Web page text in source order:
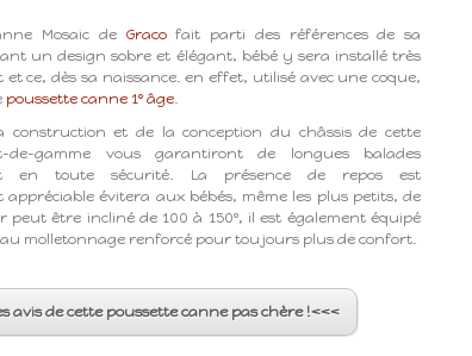
Mosaic de Gracofait parti des références de sa
un design sobre et élégant, bébé y sera installé très
ce, dès sa naissance. en effet, utilisé avec une coque,
poussette canne 1° âge.
construction et de la conception du châssis de cette
de-gamme vous garantiront de longues balades
en toute sécurité. La présence de repos est
évitera aux bébés, même les plus petits, de
peut être incliné de 100 à 150°, il est également équipé
molletonnage renforcé pour toujours plus de confort.
avis de cette poussette canne pas chère !<<<